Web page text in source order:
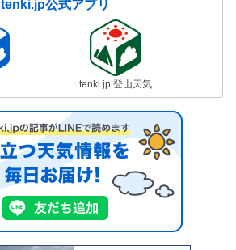
tenki.jp公式アプリ
tenki.jp 登山天気